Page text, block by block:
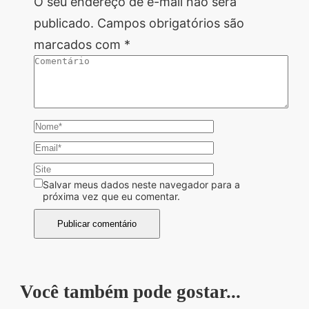
publicado. Campos obrigatórios são
marcados com *
Salvar meus dados neste navegador para a
próxima vez que eu comentar.
Você também pode gostar...